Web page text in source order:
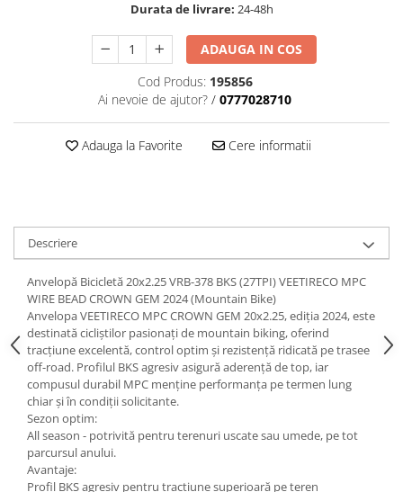
cauciucuri-bicicleta
Camere bicicleta
Cauciuc tubeless cu GEL antipană
Accesorii
Anvelope moto
Camere moto
Anvelope ATV
Cauciucuri bicicleta
Anvelope și Camere Utilaje
https://www.doctortrotineta.ro/plata-
tbi?
forceOriginalForEdit=1&preview=00681
Durata de livrare: 24-48h
ADAUGA IN COS
Cod Produs: 195856
Ai nevoie de ajutor? / 0777028710
Adauga la Favorite Cere informatii
Descriere
Anvelopă Bicicletă 20x2.25 VRB-378 BKS (27TPI) VEETIRECO MPC
WIRE BEAD CROWN GEM 2024 (Mountain Bike)
Anvelopa VEETIRECO MPC CROWN GEM 20x2.25, ediția 2024, este
destinată cicliștilor pasionați de mountain biking, oferind
tracțiune excelentă, control optim și rezistență ridicată pe trasee
off-road. Profilul BKS agresiv asigură aderență de top, iar
compusul durabil MPC menține performanța pe termen lung
chiar și în condiții solicitante.
Sezon optim:
All season - potrivită pentru terenuri uscate sau umede, pe tot
parcursul anului.
Avantaje:
Profil BKS agresiv pentru tracțiune superioară pe teren